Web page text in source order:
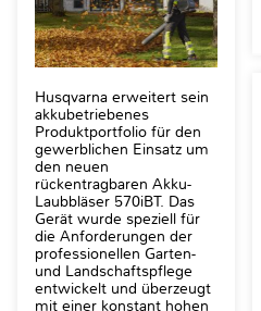
Husqvarna erweitert sein
akkubetriebenes
Produktportfolio für den
gewerblichen Einsatz um
den neuen
rückentragbaren Akku-
Laubbläser 570iBT. Das
Gerät wurde speziell für
die Anforderungen der
professionellen Garten-
und Landschaftspflege
entwickelt und überzeugt
mit einer konstant hohen